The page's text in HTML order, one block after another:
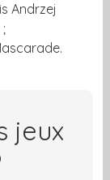
Andrzej
jeux